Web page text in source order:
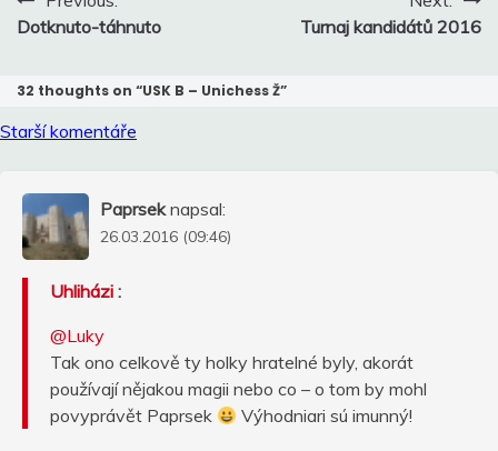
příspěvek
Dotknuto-táhnuto
Turnaj kandidátů 2016
32 thoughts on “USK B – Unichess Ž”
Navigace
pro
Starší komentáře
Paprsek napsal:
26.03.2016 (09:46)
Uhliházi :
@Luky
Tak ono celkově ty holky hratelné byly, akorát
používají nějakou magii nebo co – o tom by mohl
povyprávět Paprsek
Výhodniari sú imunný!